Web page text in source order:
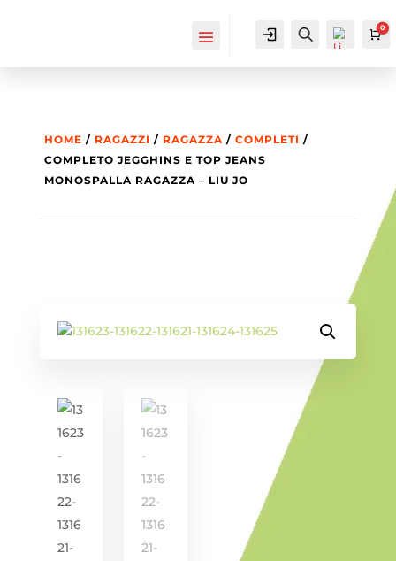
IL MIO
ACCOUNT
ACCOUNT
Cerca...
a
dei
0
HOME / RAGAZZI / RAGAZZA/ COMPLETI /
COMPLETO JEGGHINS E TOP JEANS
MONOSPALLA RAGAZZA – LIU JO